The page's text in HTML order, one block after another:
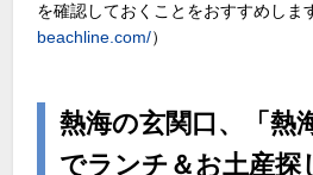
を確認しておくことをおすすめしま
beachline.com/）
熱海の玄関口、「熱
でランチ＆お土産探